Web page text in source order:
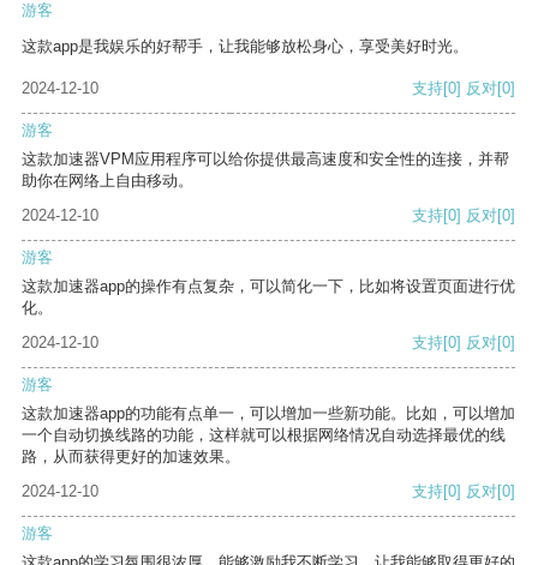
游客
这款app是我娱乐的好帮手，让我能够放松身心，享受美好时光。
2024-12-10 支持[0] 反对[0]
游客
这款加速器VPM应用程序可以给你提供最高速度和安全性的连接，并帮
助你在网络上自由移动。
2024-12-10
支持[0] 反对[0]
游客
这款加速器app的操作有点复杂，可以简化一下，比如将设置页面进行优
化。
2024-12-10
支持[0] 反对[0]
游客
这款加速器app的功能有点单一，可以增加一些新功能。比如，可以增加
一个自动切换线路的功能，这样就可以根据网络情况自动选择最优的线
路，从而获得更好的加速效果。
2024-12-10
支持[0] 反对[0]
游客